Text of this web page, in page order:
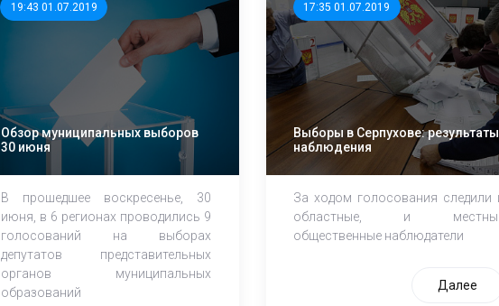
19:43 01.07.2019
Обзор муниципальных выборов
30 июня
В прошедшее воскресенье, 30
июня, в 6 регионах проводились 9
голосований на выборах
депутатов представительных
органов муниципальных
образований
17:35 01.07.2019
Выборы в Серпухове: результаты
наблюдения
За ходом голосования следили
областные, и
общественные наблюдатели
Далее